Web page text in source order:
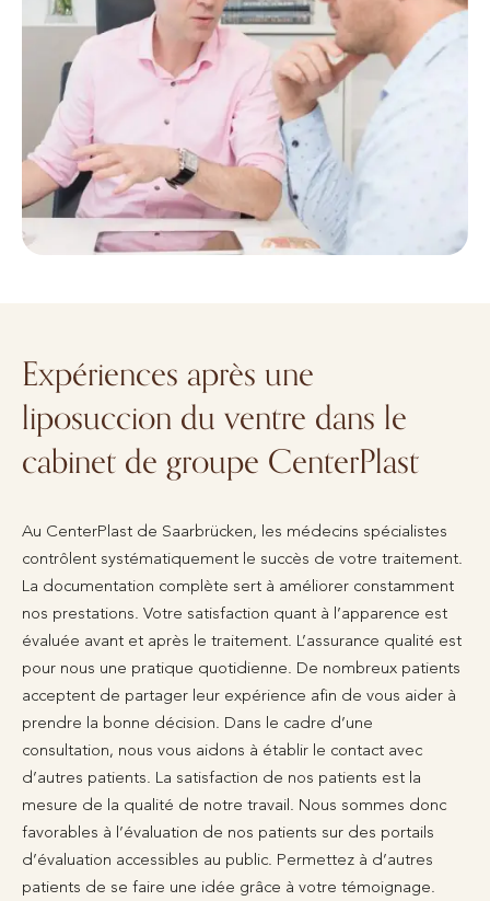
Expériences après une
liposuccion du ventre dans le
cabinet de groupe CenterPlast
Au CenterPlast de Saarbrücken, les médecins spécialistes
contrôlent systématiquement le succès de votre traitement.
La documentation complète sert à améliorer constamment
nos prestations. Votre satisfaction quant à l’apparence est
évaluée avant et après le traitement. L’assurance qualité est
pour nous une pratique quotidienne. De nombreux patients
acceptent de partager leur expérience afin de vous aider à
prendre la bonne décision. Dans le cadre d’une
consultation, nous vous aidons à établir le contact avec
d’autres patients. La satisfaction de nos patients est la
mesure de la qualité de notre travail. Nous sommes donc
favorables à l’évaluation de nos patients sur des portails
d’évaluation accessibles au public. Permettez à d’autres
patients de se faire une idée grâce à votre témoignage.